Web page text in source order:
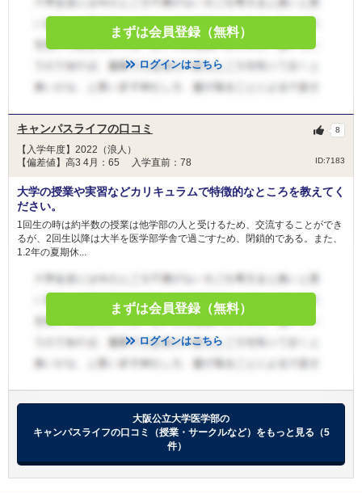
日本医科大学 グローバル特別選抜（前期）
日本医科大学 一般（前期地域枠）
日本医科大学 地域医療枠（前期）
2月13日
藤田医科大学 共通テスト利用入試
順天堂大学 研究医特別選抜
順天堂大学 前期共通テスト利用
2月14日
北里大学 一般
昭和医科大学 新潟県地域枠
昭和医科大学 静岡県地域枠
昭和医科大学 茨城県地域枠
昭和医科大学 山梨県地域枠
昭和医科大学 長野県地域枠
昭和医科大学 一般選抜入試（Ⅰ期）
東海大学 大学入学共通テスト利用
東海大学 一般入試
東京女子医科大学 一般
東京女子医科大学 一般
まずは会員登録（無料）
ログインはこちら
キャンパスライフの口コミ
【入学年度】2022（浪人）
【偏差値】高3 4月：65 入学直前：78
ID:7183
8
大学の授業や実習などカリキュラムで特徴的なところを教えてく
ださい。
1回生の時は約半数の授業は他学部の人と受けるため、交流することができ
るが、2回生以降は大半を医学部学舎で過ごすため、閉鎖的である。また、
1.2年の夏期休...
まずは会員登録（無料）
ログインはこちら
大阪公立大学医学部の
キャンパスライフの口コミ（授業・サークルなど）をもっと見る（5
件）